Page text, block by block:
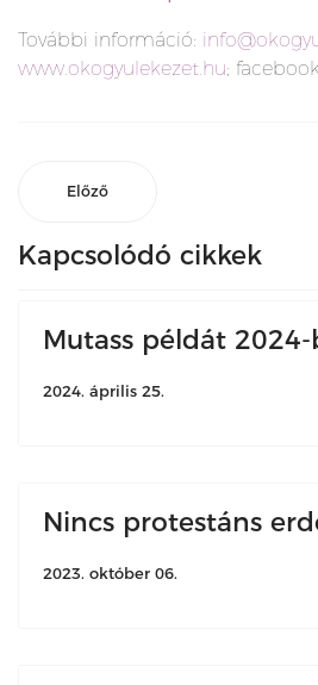
További információ:
www.okogyulekezet.hu;
Előző
Kapcsolódó cikkek
Mutass példát 2024-
2024. április 25.
Nincs protestáns
2023. október 06.